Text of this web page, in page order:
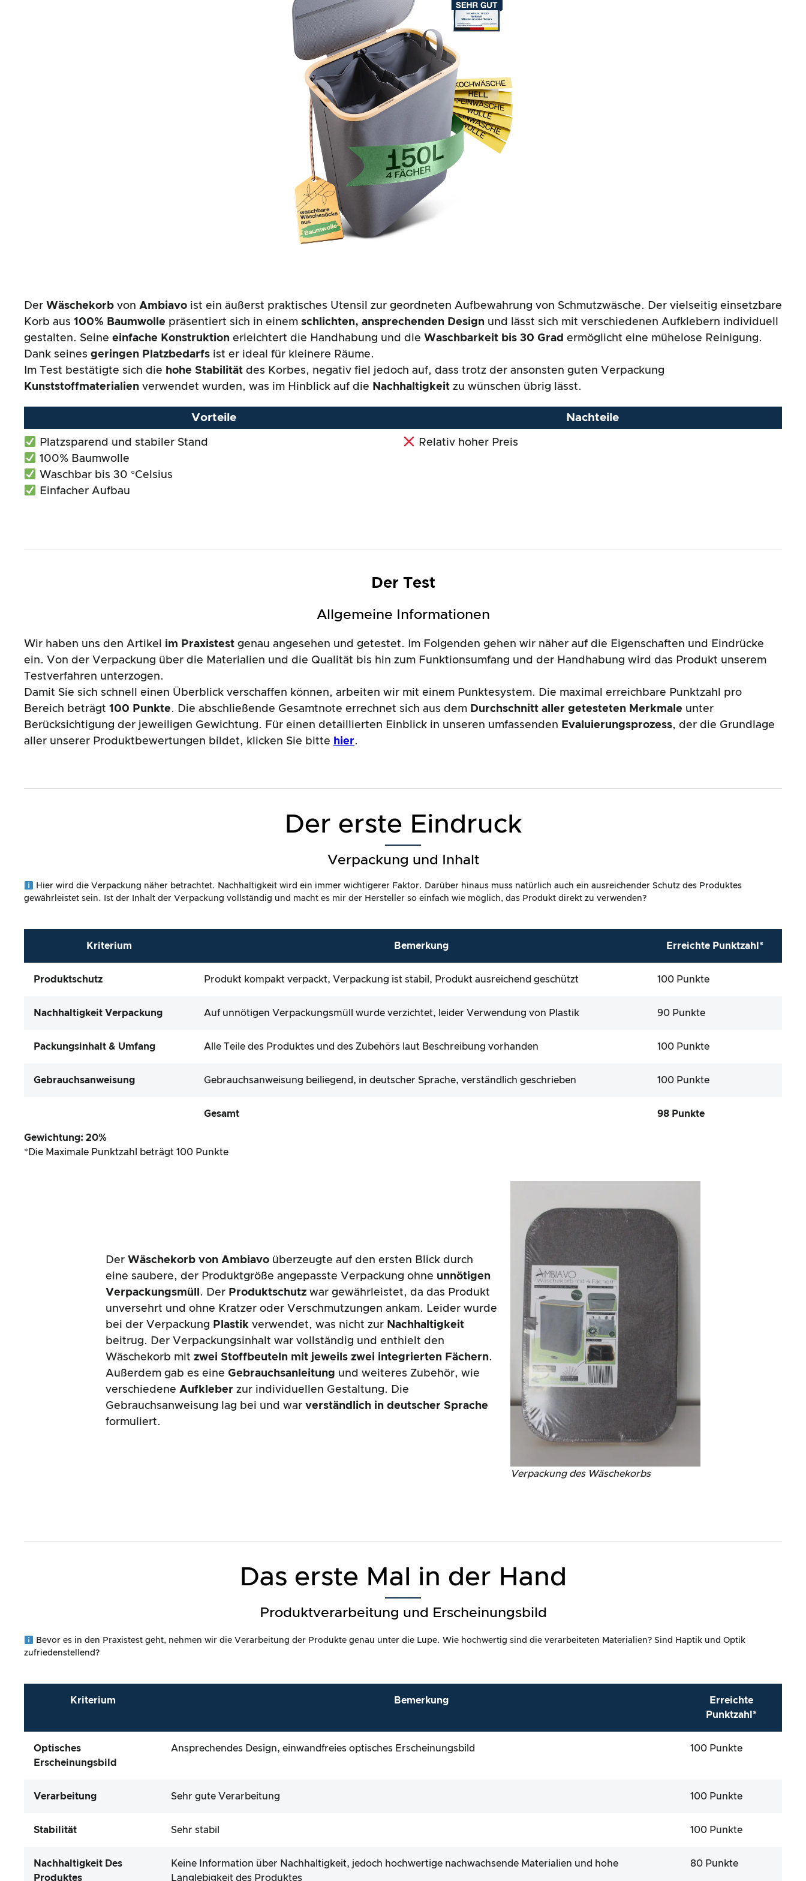
Der Wäschekorb von Ambiavo ist ein äußerst praktisches Utensil zur geordneten Aufbewahrung von Schmutzwäsche. Der vielseitig einsetzbare
Korb aus 100% Baumwolle präsentiert sich in einem schlichten, ansprechenden Design und lässt sich mit verschiedenen Aufklebern individuell
gestalten. Seine einfache Konstruktion erleichtert die Handhabung und die Waschbarkeit bis 30 Grad ermöglicht eine mühelose Reinigung.
Dank seines geringen Platzbedarfs ist er ideal für kleinere Räume.
Im Test bestätigte sich die hohe Stabilität des Korbes, negativ fiel jedoch auf, dass trotz der ansonsten guten Verpackung
Kunststoffmaterialien verwendet wurden, was im Hinblick auf die Nachhaltigkeit zu wünschen übrig lässt.
Vorteile
Platzsparend und stabiler Stand
100% Baumwolle
Waschbar bis 30 °Celsius
Einfacher Aufbau
Nachteile
Relativ hoher Preis
Der Test
Allgemeine Informationen
Wir haben uns den Artikel im Praxistest genau angesehen und getestet. Im Folgenden gehen wir näher auf die Eigenschaften und Eindrücke
ein. Von der Verpackung über die Materialien und die Qualität bis hin zum Funktionsumfang und der Handhabung wird das Produkt unserem
Testverfahren unterzogen.
Damit Sie sich schnell einen Überblick verschaffen können, arbeiten wir mit einem Punktesystem. Die maximal erreichbare Punktzahl pro
Bereich beträgt 100 Punkte. Die abschließende Gesamtnote errechnet sich aus dem Durchschnitt aller getesteten Merkmale unter
Berücksichtigung der jeweiligen Gewichtung. Für einen detaillierten Einblick in unseren umfassenden Evaluierungsprozess, der die Grundlage
aller unserer Produktbewertungen bildet, klicken Sie bitte hier.
Der erste Eindruck
Verpackung und Inhalt
Hier wird die Verpackung näher betrachtet. Nachhaltigkeit wird ein immer wichtigerer Faktor. Darüber hinaus muss natürlich auch ein ausreichender Schutz des Produktes
gewährleistet sein. Ist der Inhalt der Verpackung vollständig und macht es mir der Hersteller so einfach wie möglich, das Produkt direkt zu verwenden?
Kriterium Bemerkung Erreichte Punktzahl*
Produktschutz Produkt kompakt verpackt, Verpackung ist stabil, Produkt ausreichend geschützt 100 Punkte
Nachhaltigkeit Verpackung Auf unnötigen Verpackungsmüll wurde verzichtet, leider Verwendung von Plastik 90 Punkte
Packungsinhalt & Umfang Alle Teile des Produktes und des Zubehörs laut Beschreibung vorhanden 100 Punkte
Gebrauchsanweisung Gebrauchsanweisung beiliegend, in deutscher Sprache, verständlich geschrieben 100 Punkte
Gesamt 98 Punkte
Gewichtung: 20%
*Die Maximale Punktzahl beträgt 100 Punkte
Der Wäschekorb von Ambiavo überzeugte auf den ersten Blick durch
eine saubere, der Produktgröße angepasste Verpackung ohne unnötigen
Verpackungsmüll . Der Produktschutz war gewährleistet, da das Produkt
unversehrt und ohne Kratzer oder Verschmutzungen ankam. Leider wurde
bei der Verpackung Plastik verwendet, was nicht zur Nachhaltigkeit
beitrug. Der Verpackungsinhalt war vollständig und enthielt den
Wäschekorb mitzwei Stoffbeuteln mit jeweils zwei integrierten Fächern.
Außerdem gab es eineGebrauchsanleitung und weiteres Zubehör, wie
verschiedeneAufkleber zur individuellen Gestaltung. Die
Gebrauchsanweisung lag bei und warverständlich in deutscher Sprache
formuliert.
Verpackung des Wäschekorbs
Das erste Mal in der Hand
Produktverarbeitung und Erscheinungsbild
Bevor es in den Praxistest geht, nehmen wir die Verarbeitung der Produkte genau unter die Lupe. Wie hochwertig sind die verarbeiteten Materialien? Sind Haptik und Optik
zufriedenstellend?
Kriterium Bemerkung
Erreichte
Punktzahl*
Optisches
Erscheinungsbild
Ansprechendes Design, einwandfreies optisches Erscheinungsbild 100 Punkte
Verarbeitung Sehr gute Verarbeitung 100 Punkte
Stabilität Sehr stabil 100 Punkte
Nachhaltigkeit Des
Produktes
Keine Information über Nachhaltigkeit, jedoch hochwertige nachwachsende Materialien und hohe
Langlebigkeit des Produktes
80 Punkte